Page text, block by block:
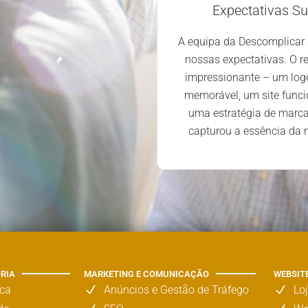
simplificou
e integração de
renovaram a imagem da
a com a sua visão e
elevou-nos a um novo
novas perspetivas.
Expectativas
A equipa da
nossas expectativas. O
impressionante – um
memorável, um site
uma estratégia de
capturou a essência da
MARKETING E COMUNICAÇÃO
Anúncios e Gestão de Tráfego